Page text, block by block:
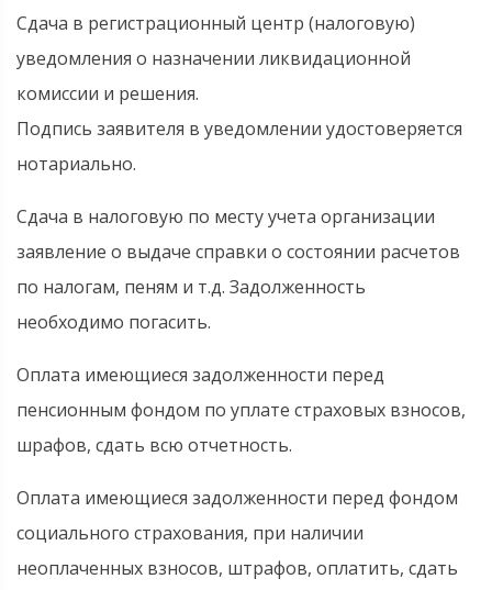
Сдача в регистрационный центр (налоговую)
уведомления о назначении ликвидационной
комиссии и решения.
Подпись заявителя в уведомлении удостоверяется
нотариально.
Сдача в налоговую по месту учета организации
заявление о выдаче справки о состоянии расчетов
по налогам, пеням и т.д. Задолженность
необходимо погасить.
Оплата имеющиеся задолженности перед
пенсионным фондом по уплате страховых взносов,
шрафов, сдать всю отчетность.
Оплата имеющиеся задолженности перед фондом
социального страхования, при наличии
неоплаченных взносов, штрафов, оплатить, сдать